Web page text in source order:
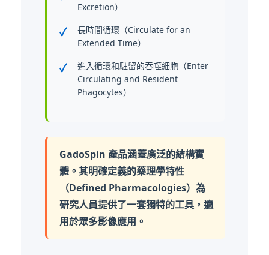
Excretion）
長時間循環（Circulate for an
Extended Time）
進入循環和駐留的吞噬細胞（Enter
Circulating and Resident
Phagocytes）
GadoSpin 產品涵蓋廣泛的結構實
體。其明確定義的藥理學特性
（Defined Pharmacologies）為
研究人員提供了一套獨特的工具，適
用於眾多影像應用。